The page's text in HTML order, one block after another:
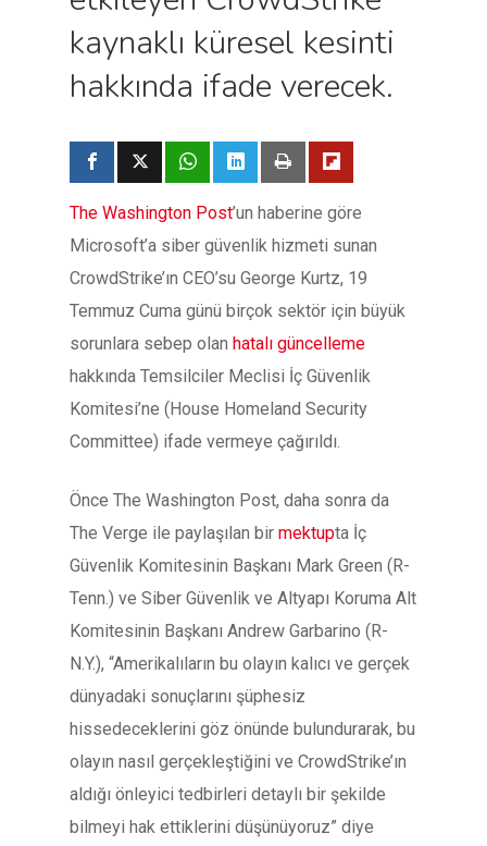
kaynaklı küresel kesinti
hakkında ifade verecek.
The Washington Post’un haberine göre
Microsoft’a siber güvenlik hizmeti sunan
CrowdStrike’ın CEO’su George Kurtz, 19
Temmuz Cuma günü birçok sektör için büyük
sorunlara sebep olan hatalı güncelleme
hakkında Temsilciler Meclisi İç Güvenlik
Komitesi’ne (House Homeland Security
Committee) ifade vermeye çağırıldı.
Önce The Washington Post, daha sonra da
The Verge ile paylaşılan bir mektupta İç
Güvenlik Komitesinin Başkanı Mark Green (R-
Tenn.) ve Siber Güvenlik ve Altyapı Koruma Alt
Komitesinin Başkanı Andrew Garbarino (R-
N.Y.), “Amerikalıların bu olayın kalıcı ve gerçek
dünyadaki sonuçlarını şüphesiz
hissedeceklerini göz önünde bulundurarak, bu
olayın nasıl gerçekleştiğini ve CrowdStrike’ın
aldığı önleyici tedbirleri detaylı bir şekilde
bilmeyi hak ettiklerini düşünüyoruz” diye